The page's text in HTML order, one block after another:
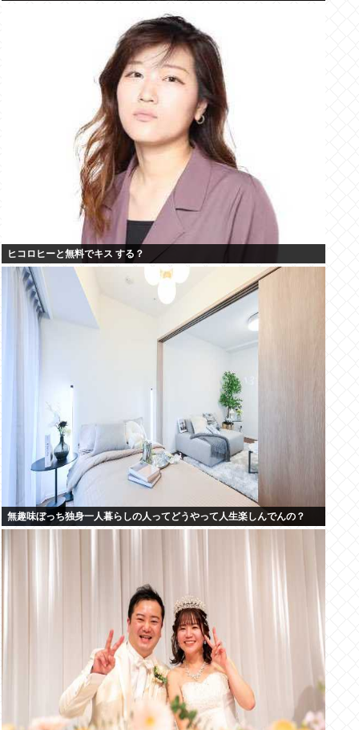
ヒコロヒーと無料でキス する？
無趣味ぼっち独身一人暮らしの人ってどうやって人生楽しんでんの？